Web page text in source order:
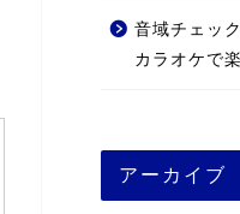
音域チェッ
カラオケで
アーカイブ